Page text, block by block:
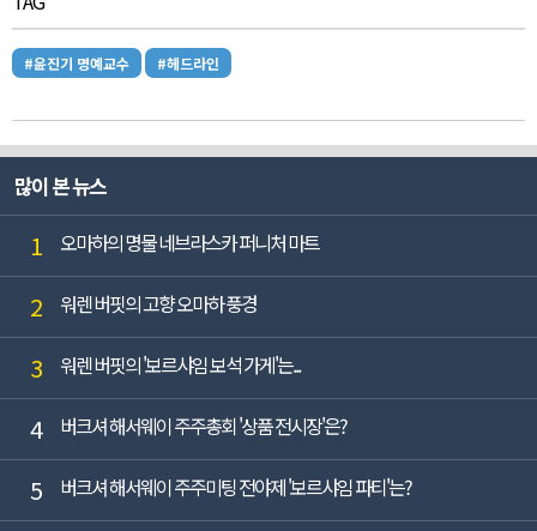
#윤진기 명예교수 #헤드라인
많이 본 뉴스
1 오마하의 명물 네브라스카 퍼니처 마트
2 워렌 버핏의 고향 오마하 풍경
3 워렌 버핏의 '보르샤임 보석 가게'는...
4 버크셔 해서웨이 주주총회 '상품 전시장'은?
5 버크셔 해서웨이 주주미팅 전야제 '보르샤임 파티'는?